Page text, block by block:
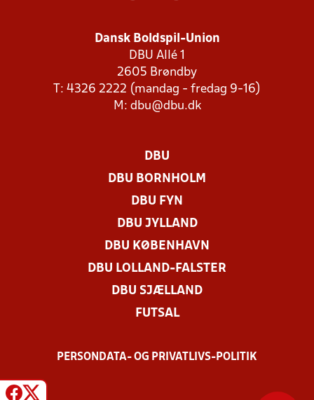
Dansk Boldspil-Union
DBU Allé 1
2605 Brøndby
T: 4326 2222 (mandag - fredag 9-16)
M: dbu@dbu.dk
DBU
DBU BORNHOLM
DBU FYN
DBU JYLLAND
DBU KØBENHAVN
DBU LOLLAND-FALSTER
DBU SJÆLLAND
FUTSAL
PERSONDATA- OG PRIVATLIVS-POLITIK